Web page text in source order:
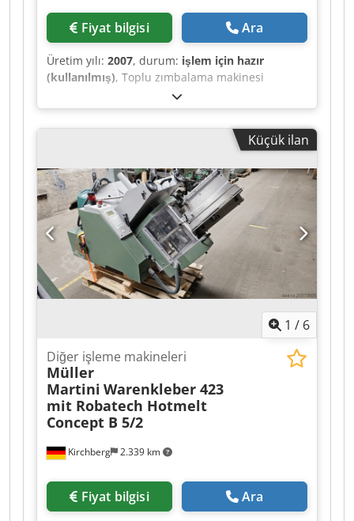
Fiyat bilgisi Ara
Üretim yılı: 2007, durum: işlem için hazır
(kullanılmış), Toplu zımbalama makinesi
Heidelberg düz istif besleyici DHU 450 Dcedpfx
Ahsxw Irys Isk
Küçük ilan
1 / 6
Kirchberg 2.339 km
Diğer işleme makineleri
Müller
Martini Warenkleber 423
mit Robatech Hotmelt
Concept B 5/2
Fiyat bilgisi Ara